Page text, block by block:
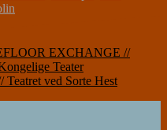
EXCHANGE //
Teater
ved Sorte Hest